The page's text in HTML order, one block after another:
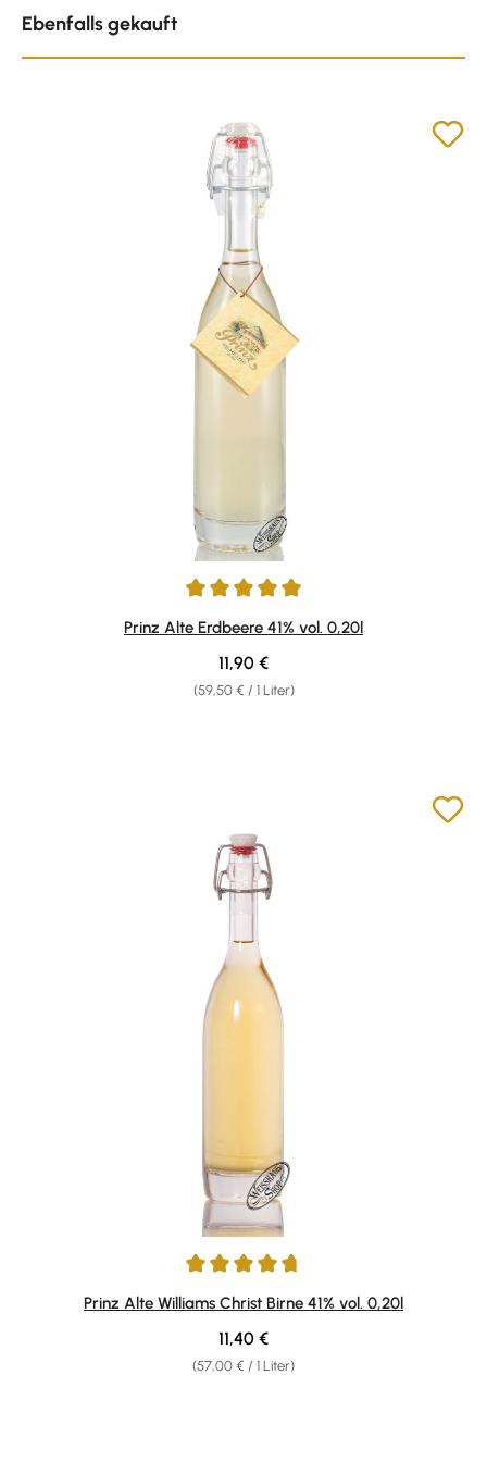
Ebenfalls gekauft
Durchschnittliche Bewertung von 5 von 5 Sternen
Prinz Alte Erdbeere 41% vol. 0,20l
(59,50 € / 1 Liter)
Regulärer Preis:
11,90 €
Durchschnittliche Bewertung von 4.8 von 5 Sternen
Prinz Alte Williams Christ Birne 41% vol. 0,20l
(57,00 € / 1 Liter)
Regulärer Preis:
11,40 €